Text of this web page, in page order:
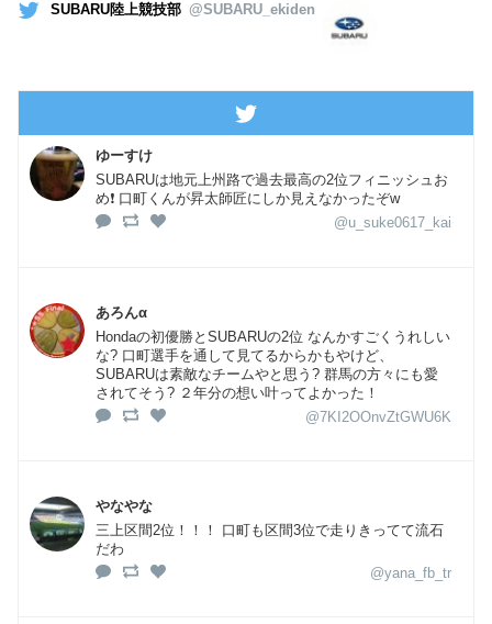
SUBARU陸上競技部 @SUBARU_ekiden
ゆーすけ
SUBARUは地元上州路で過去最高の2位フィニッシュお
め❗️ 口町くんが昇太師匠にしか見えなかったぞw
@u_suke0617_kai
あろんα
Hondaの初優勝とSUBARUの2位 なんかすごくうれしい
な? 口町選手を通して見てるからかもやけど、
SUBARUは素敵なチームやと思う? 群馬の方々にも愛
されてそう? ２年分の想い叶ってよかった！
@7KI2OOnvZtGWU6K
やなやな
三上区間2位！！！ 口町も区間3位で走りきってて流石
だわ
@yana_fb_tr